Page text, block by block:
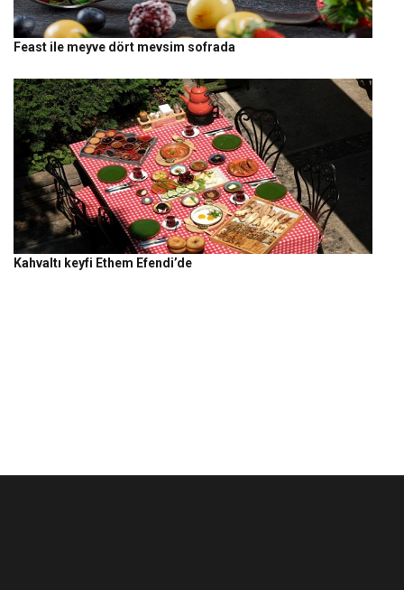
Feast ile meyve dört mevsim sofrada
Kahvaltı keyfi Ethem Efendi’de